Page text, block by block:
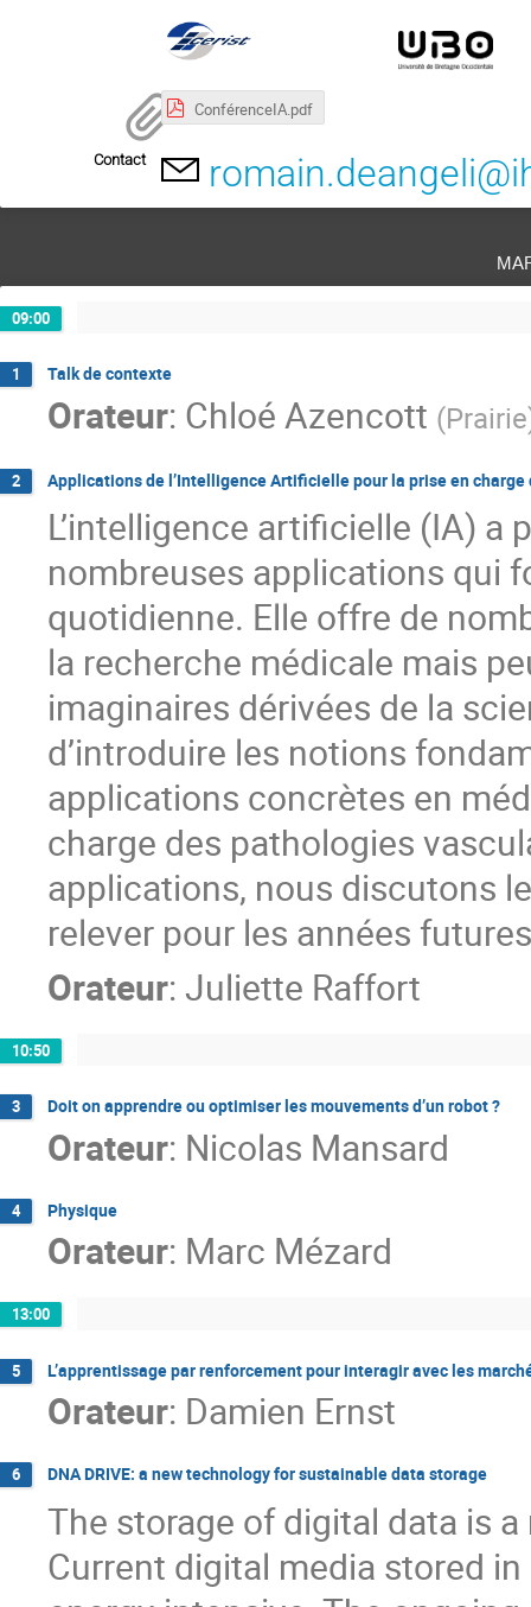
ConférenceIA.pdf
Contact
09:00
1 Talk de contexte
Orateur: Chloé Azencott (Prairie
2 Applications de l’Intelligence Artificielle pour la prise en
L’intelligence artificielle (IA) a
nombreuses applications qui
quotidienne. Elle offre de
la recherche médicale mais
imaginaires dérivées de la
d’introduire les notions
applications concrètes en
charge des pathologies
applications, nous discutons
relever pour les années
Orateur:Juliette Raffort
10:50
3 Doit on apprendre ou optimiser les mouvements d’un robot ?
Orateur: Nicolas Mansard
4 Physique
Orateur: Marc Mézard
13:00
5 L’apprentissage par renforcement pour interagir avec les
Orateur: Damien Ernst
6 DNA DRIVE: a new technology for sustainable data storage
The storage of digital data is
Current digital media stored